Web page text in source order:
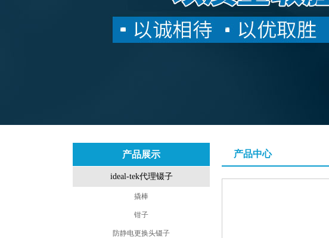
产品展示
ideal-tek代理镊子
撬棒
钳子
防静电更换头镊子
产品中心